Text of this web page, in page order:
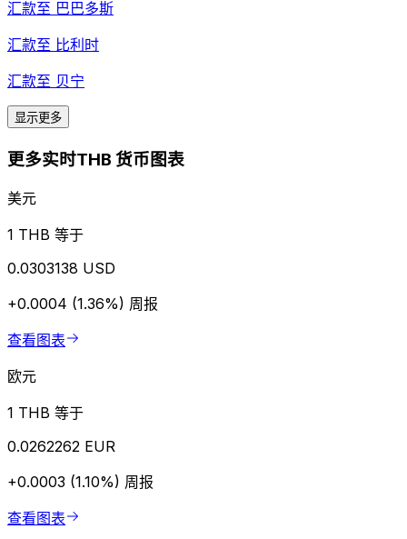
汇款至 巴巴多斯
汇款至 比利时
汇款至 贝宁
显示更多
更多实时THB 货币图表
美元
1 THB 等于
0.0303138 USD
+0.0004 (1.36%) 周报
查看图表
欧元
1 THB 等于
0.0262262 EUR
+0.0003 (1.10%) 周报
查看图表